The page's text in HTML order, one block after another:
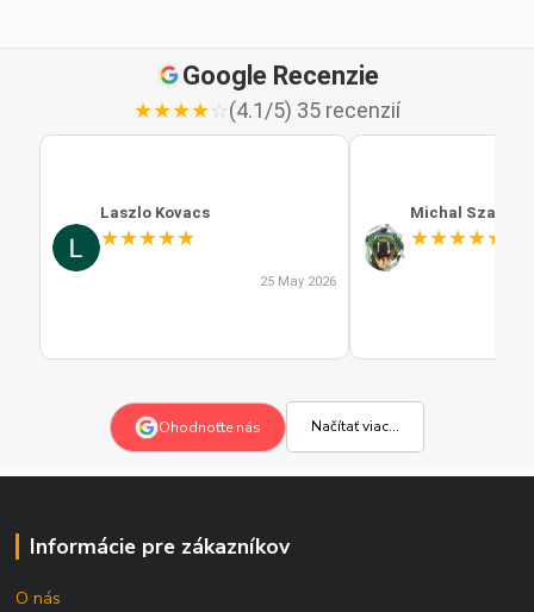
Google Recenzie
★★★★☆(4.1/5) 35 recenzií
Laszlo Kovacs
★★★★★
25 May 2026
Michal Szabo
★★★★★
Ohodnoťte nás Načítať viac...
Informácie pre zákazníkov
O nás